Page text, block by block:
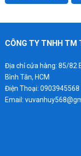
CÔNG TY TNHH TM
Địa chỉ cửa hàng: 85/82
Bình Tân, HCM
Điện Thoại:
Email: